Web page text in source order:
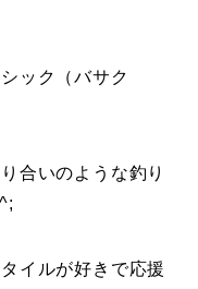
ック（バサク
合いのような釣り
イルが好きで応援